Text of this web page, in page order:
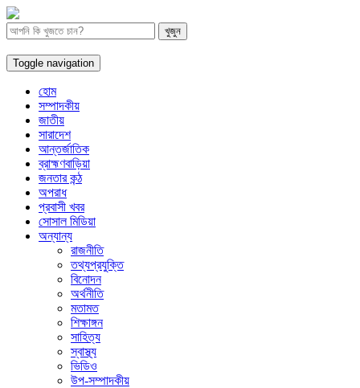
Toggle navigation
হোম
সম্পাদকীয়
জাতীয়
সারাদেশ
আন্তর্জাতিক
ব্রাহ্মণবাড়িয়া
জনতার কন্ঠ
অপরাধ
প্রবাসী খবর
সোসাল মিডিয়া
অন্যান্য
রাজনীতি
তথ্যপ্রযুক্তি
বিনোদন
অর্থনীতি
মতামত
শিক্ষাঙ্গন
সাহিত্য
স্বাস্থ্য
ভিডিও
উপ-সম্পাদকীয়